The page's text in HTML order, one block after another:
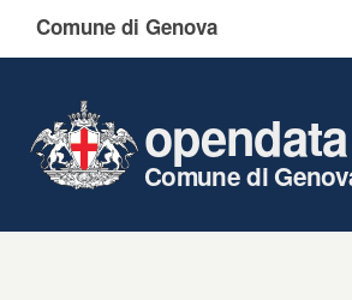
Comune di Genova
opendata
Comune di